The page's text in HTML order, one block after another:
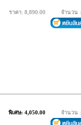
ราคา: 8,890.00 จำนวน :
พิเศษ: 4,050.00 จำนวน :